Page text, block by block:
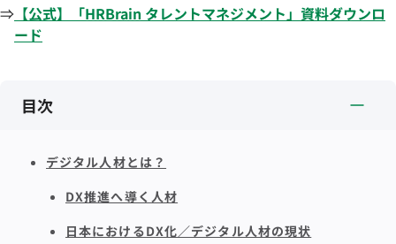
⇒ 【公式】「HRBrain タレントマネジメント」資料ダウンロ
ード
目次
デジタル人材とは？
DX推進へ導く人材
日本におけるDX化／デジタル人材の現状